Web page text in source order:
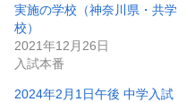
実施の学校（神奈川県・共学
校）
2021年12月26日
入試本番
2024年2月1日午後 中学入試